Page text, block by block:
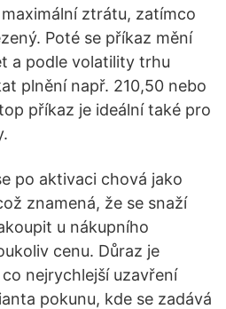
ztrátu, zatímco
Poté se příkaz mění
a podle volatility trhu
plnění např. 210,50 nebo
příkaz je ideální také pro
po aktivaci chová jako
znamená, že se snaží
u nákupního
cenu. Důraz je
nejrychlejší uzavření
pokunu, kde se zadává